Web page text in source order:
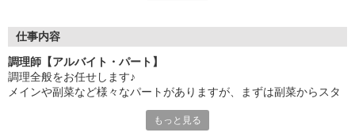
●20代〜50代の幅広い年代のスタッフが活躍中
躍中
●安心の教育体制
入社後は先輩たちが優しくフォローしながら進めますので、
安心してお仕事を始められます。
仕事内容
調理師【アルバイト・パート】
調理全般をお任せします♪
メインや副菜など様々なパートがありますが、まずは副菜からスタ
もっと見る